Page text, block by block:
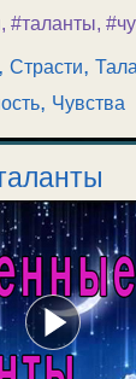
, #таланты,
,Страсти,
, Чувства